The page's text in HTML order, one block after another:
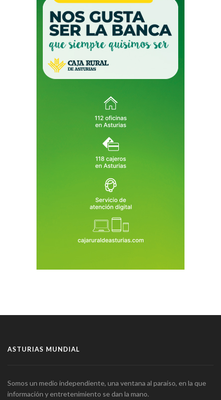
ASTURIAS MUNDIAL
Somos un medio independiente, una ventana al paraíso, en la que
información y entretenimiento se dan la mano.